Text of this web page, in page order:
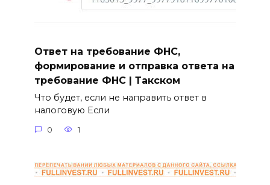
Ответ на требование ФНС,
формирование и отправка ответа на
требование ФНС | Такском
Что будет, если не направить ответ в
налоговую Если
0 1